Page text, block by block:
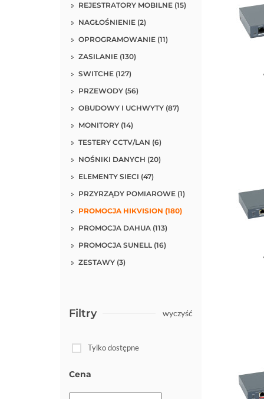
REJESTRATORY MOBILNE (15)
NAGŁOŚNIENIE (2)
OPROGRAMOWANIE (11)
ZASILANIE (130)
SWITCHE (127)
PRZEWODY (56)
OBUDOWY I UCHWYTY (87)
MONITORY (14)
TESTERY CCTV/LAN (6)
NOŚNIKI DANYCH (20)
ELEMENTY SIECI (47)
PRZYRZĄDY POMIAROWE (1)
PROMOCJA HIKVISION (180)
PROMOCJA DAHUA (113)
PROMOCJA SUNELL (16)
ZESTAWY (3)
Filtry wyczyść
Tylko dostępne
Cena
Do
Do